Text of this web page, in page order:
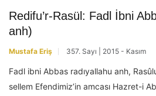
Redifu’r-Rasül: Fadl İbni
anh)
Mustafa Eriş 357. Sayı | 2015 - Kasım
Fadl ibni Abbas radıyallahu anh,
sellem Efendimiz’in amcası Hazret-i